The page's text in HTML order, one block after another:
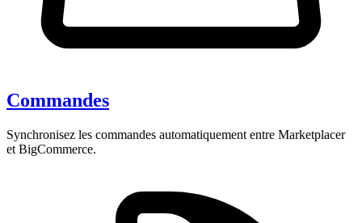
Commandes
Synchronisez les commandes automatiquement entre Marketplacer
et BigCommerce.